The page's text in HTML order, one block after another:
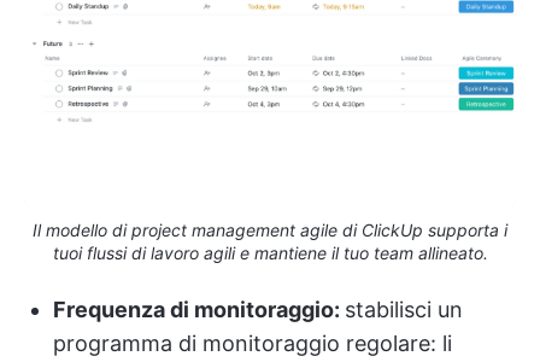
Il modello di project management agile di ClickUp supporta i
tuoi flussi di lavoro agili e mantiene il tuo team allineato.
Frequenza di monitoraggio: stabilisci un
programma di monitoraggio regolare: li